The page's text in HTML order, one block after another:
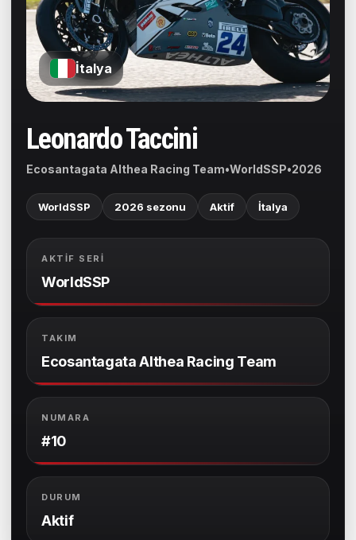
İtalya
Leonardo Taccini
Ecosantagata Althea Racing Team•WorldSSP•2026
WorldSSP 2026 sezonu Aktif İtalya
AKTIF SERI
WorldSSP
TAKIM
Ecosantagata Althea Racing Team
NUMARA
#10
DURUM
Aktif